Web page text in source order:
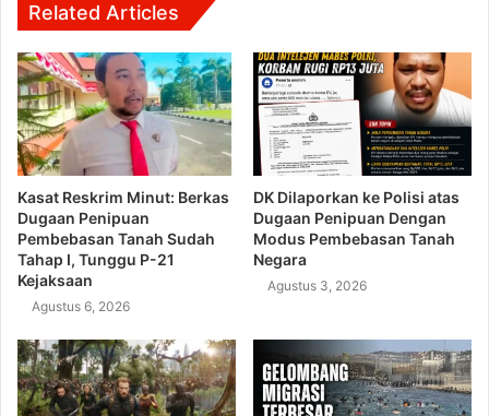
Related Articles
Kasat Reskrim Minut: Berkas
Dugaan Penipuan
Pembebasan Tanah Sudah
Tahap I, Tunggu P-21
Kejaksaan
Agustus 6, 2026
DK Dilaporkan ke Polisi atas
Dugaan Penipuan Dengan
Modus Pembebasan Tanah
Negara
Agustus 3, 2026